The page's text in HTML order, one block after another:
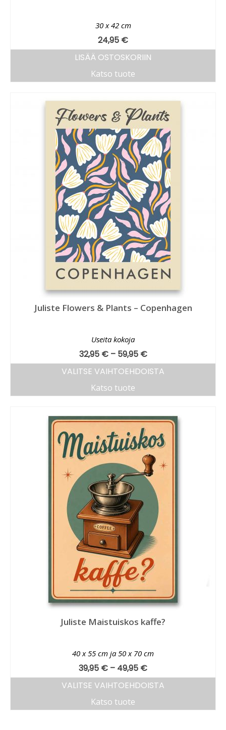
30 x 42 cm
24,95 €
LISÄÄ OSTOSKORIIN
Katso tuote
Juliste Flowers & Plants – Copenhagen
Useita kokoja
32,95 € – 59,95 €
VALITSE VAIHTOEHDOISTA
Katso tuote
Juliste Maistuiskos kaffe?
40 x 55 cm ja 50 x 70 cm
39,95 € – 49,95 €
VALITSE VAIHTOEHDOISTA
Katso tuote